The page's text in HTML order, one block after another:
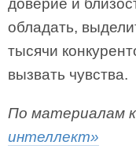
доверие и
обладать,
тысячи
вызвать чувства.
По материалам
интеллект»